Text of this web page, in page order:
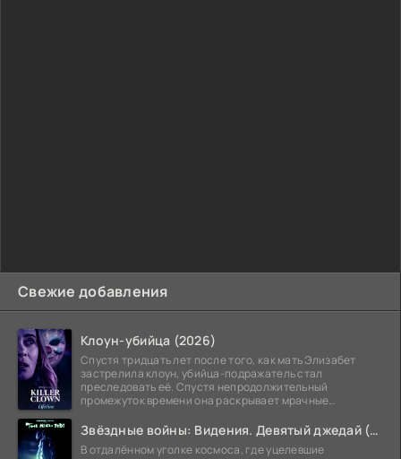
Свежие добавления
Клоун-убийца (2026)
Спустя тридцать лет после того, как мать Элизабет
застрелила клоун, убийца-подражатель стал
преследовать её. Спустя непродолжительный
промежуток времени она раскрывает мрачные
Звёздные войны: Видения. Девятый джедай (2026)
В отдалённом уголке космоса, где уцелевшие